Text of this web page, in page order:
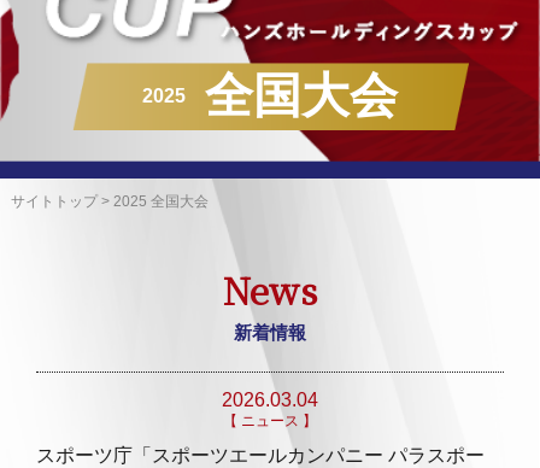
2025 全国大会
サイトトップ> 2025 全国大会
News
新着情報
2026.03.04
【 ニュース 】
スポーツ庁「スポーツエールカンパニー パラスポー